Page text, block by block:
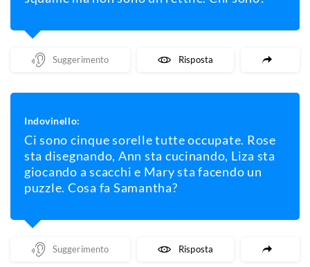
Mostra Un Suggerimento Mostra La Risposta
Indovinello:
Ci sono cinque sorelle tutte occupate. Rose
sta disegnando, Ann sta cucinando, Liza sta
giocando a scacchi e Mary sta facendo un
puzzle. Cosa fa Samantha?
Mostra Un Suggerimento Mostra La Risposta